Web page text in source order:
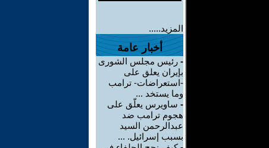
المزيد.....
أخبار عامة
- رئيس مجلس الشورى
بإيران يعلق على
-استعراضات- ترامب
وما يستخد ...
- ساويرس يعلّق على
هجوم ترامب ضد
عبدالرحمن السيد
بسبب إسرائيل. ...